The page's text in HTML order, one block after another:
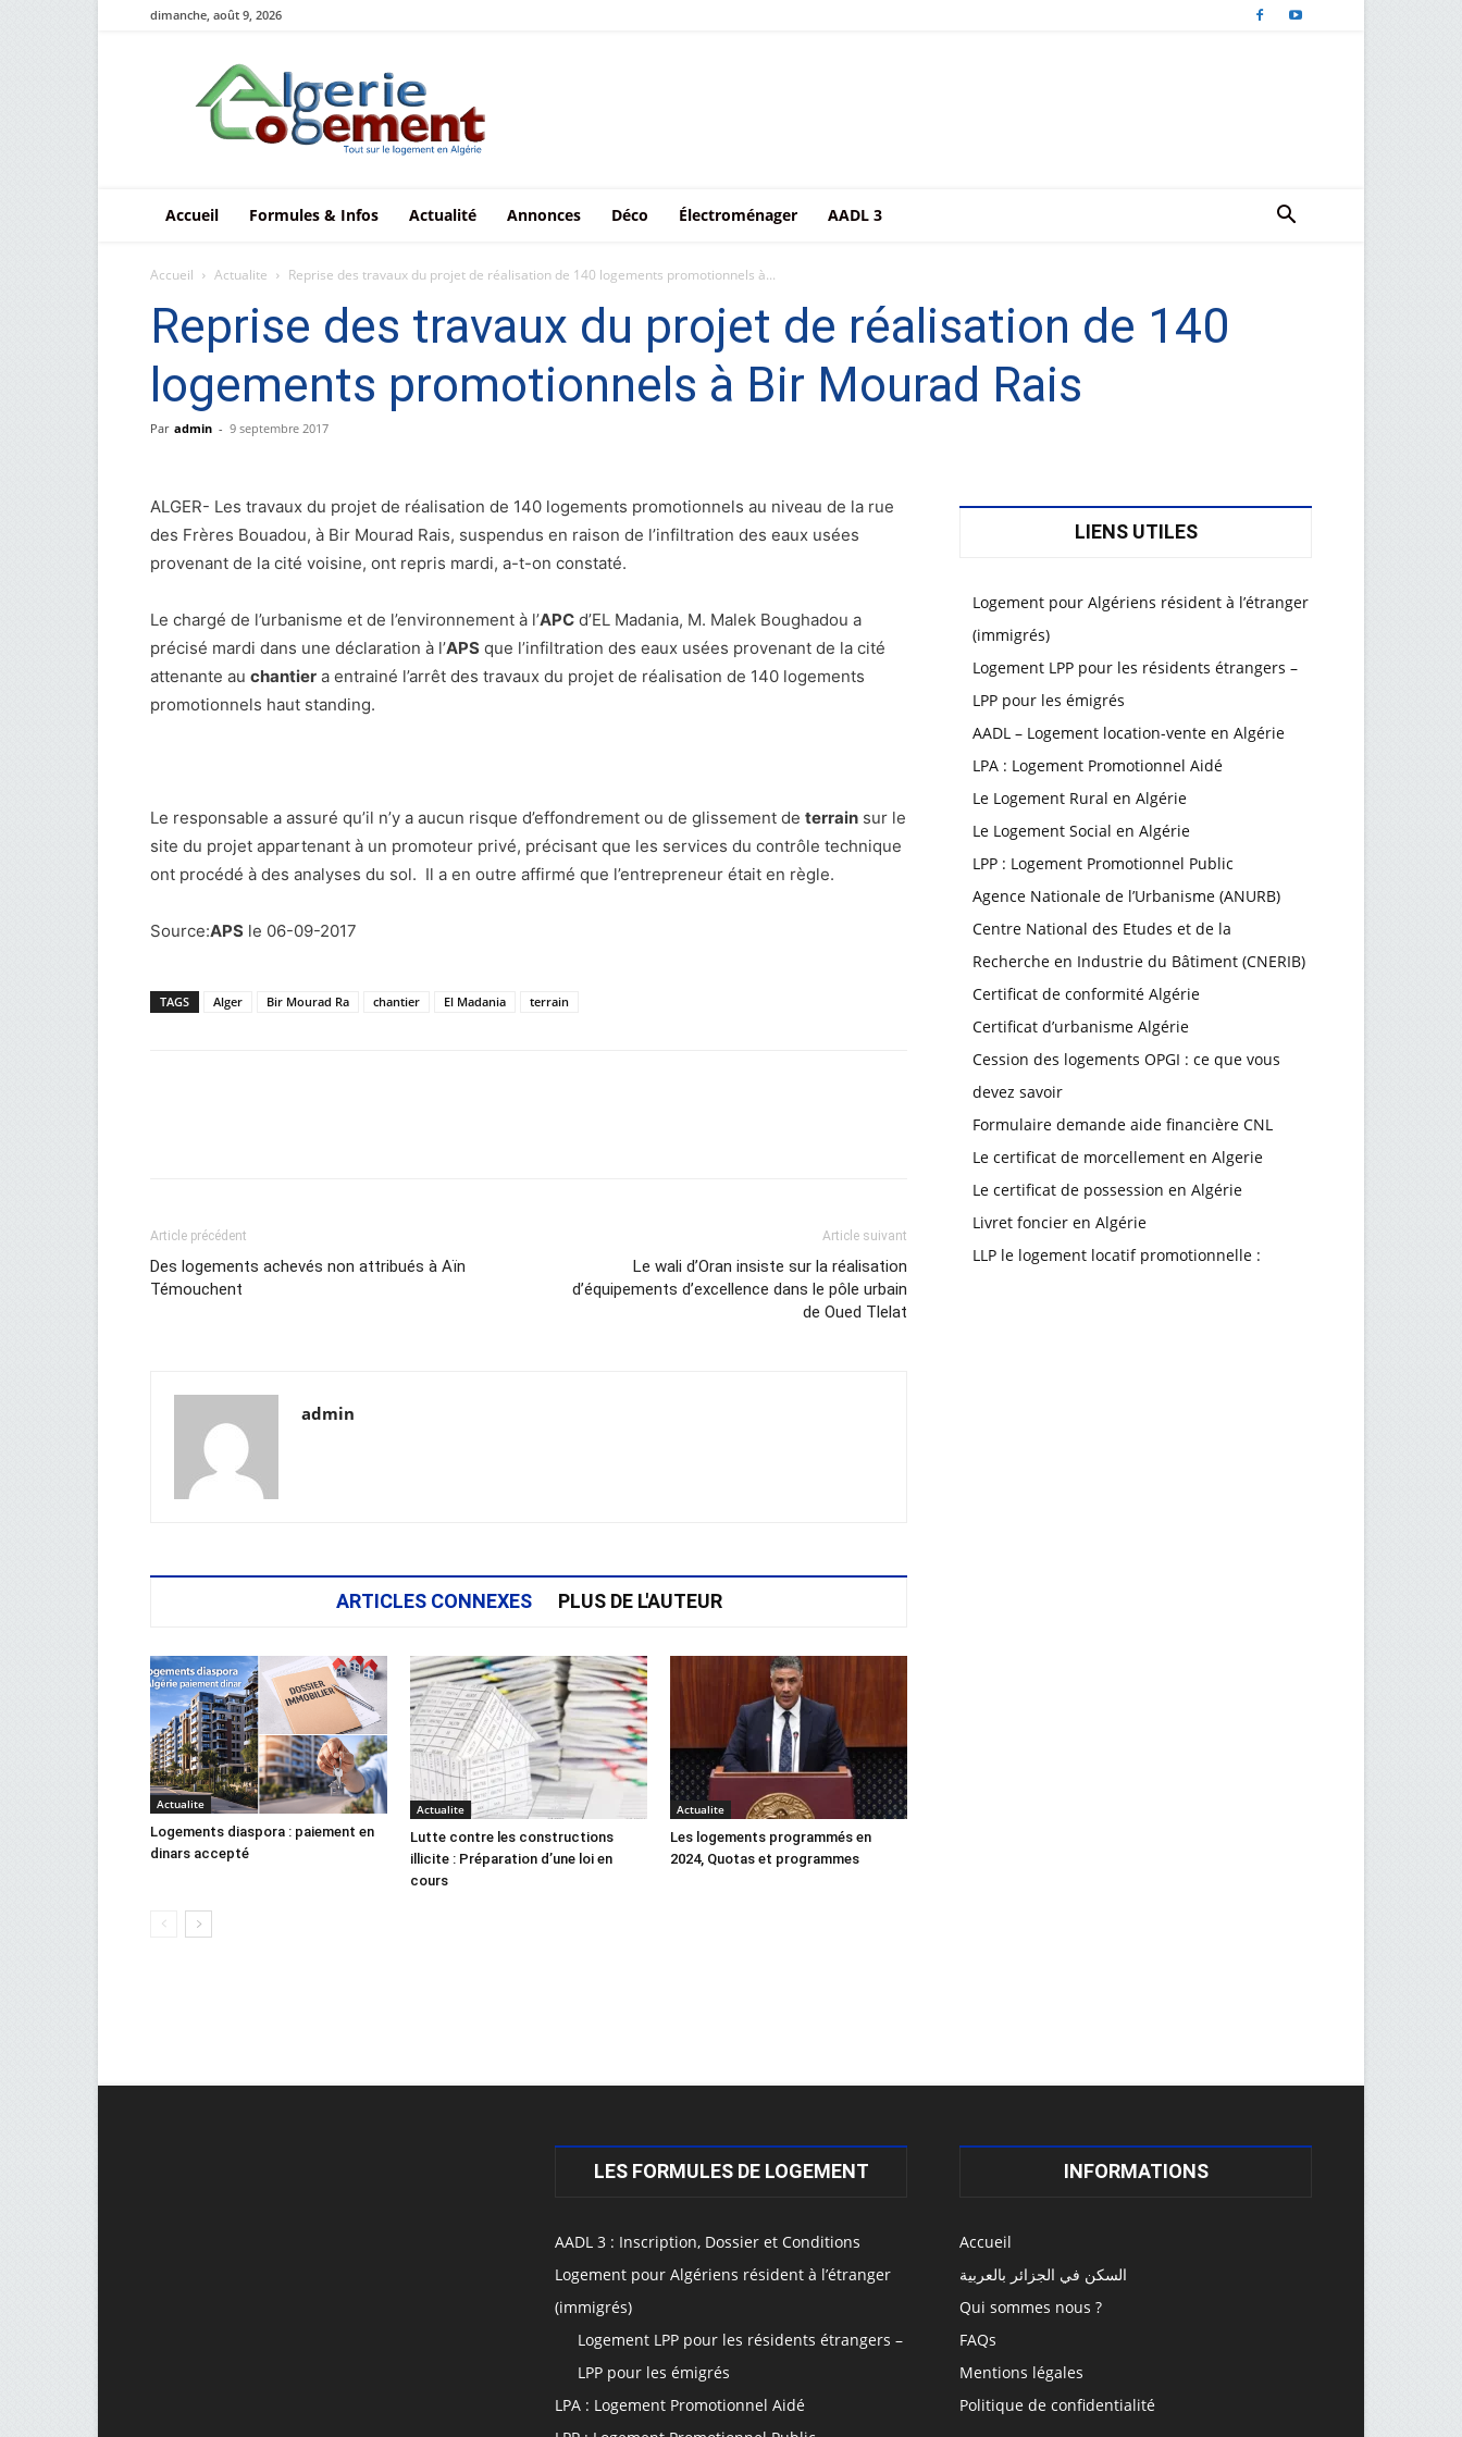
dimanche, août 9, 2026
Le
logement
en
Algérie
Accueil Formules & Infos Actualité Annonces Déco Électroménager AADL 3
Accueil Actualite Reprise des travaux du projet de réalisation de 140 logements promotionnels à...
Reprise des travaux du projet de réalisation de 140
logements promotionnels à Bir Mourad Rais
Par admin - 9 septembre 2017
ALGER- Les travaux du projet de réalisation de 140 logements promotionnels au niveau de la rue
des Frères Bouadou, à Bir Mourad Rais, suspendus en raison de l’infiltration des eaux usées
provenant de la cité voisine, ont repris mardi, a-t-on constaté.
Le chargé de l’urbanisme et de l’environnement à l’APC d’EL Madania, M. Malek Boughadou a
précisé mardi dans une déclaration à l’APS que l’infiltration des eaux usées provenant de la cité
attenante au chantier a entrainé l’arrêt des travaux du projet de réalisation de 140 logements
promotionnels haut standing.
Le responsable a assuré qu’il n’y a aucun risque d’effondrement ou de glissement de terrain sur le
site du projet appartenant à un promoteur privé, précisant que les services du contrôle technique
ont procédé à des analyses du sol. Il a en outre affirmé que l’entrepreneur était en règle.
Source:APS le 06-09-2017
TAGS Alger Bir Mourad Ra chantier El Madania terrain
Article précédent
Des logements achevés non attribués à Aïn
Témouchent
Article suivant
Le wali d’Oran insiste sur la réalisation
d’équipements d’excellence dans le pôle urbain
de Oued Tlelat
admin
ARTICLES CONNEXES PLUS DE L'AUTEUR
Actualite
Logements diaspora : paiement en
dinars accepté
Actualite
Lutte contre les constructions
illicite : Préparation d’une loi en
cours
Actualite
Les logements programmés en
2024, Quotas et programmes
LIENS UTILES
Logement pour Algériens résident à l’étranger
(immigrés)
Logement LPP pour les résidents étrangers –
LPP pour les émigrés
AADL – Logement location-vente en Algérie
LPA : Logement Promotionnel Aidé
Le Logement Rural en Algérie
Le Logement Social en Algérie
LPP : Logement Promotionnel Public
Agence Nationale de l’Urbanisme (ANURB)
Centre National des Etudes et de la
Recherche en Industrie du Bâtiment (CNERIB)
Certificat de conformité Algérie
Certificat d’urbanisme Algérie
Cession des logements OPGI : ce que vous
devez savoir
Formulaire demande aide financière CNL
Le certificat de morcellement en Algerie
Le certificat de possession en Algérie
Livret foncier en Algérie
LLP le logement locatif promotionnelle :
LES FORMULES DE LOGEMENT
AADL 3 : Inscription, Dossier et Conditions
Logement pour Algériens résident à l’étranger
(immigrés)
Logement LPP pour les résidents étrangers –
LPP pour les émigrés
LPA : Logement Promotionnel Aidé
INFORMATIONS
Accueil
السكن في الجزائر بالعربية
Qui sommes nous ?
FAQs
Mentions légales
Politique de confidentialité